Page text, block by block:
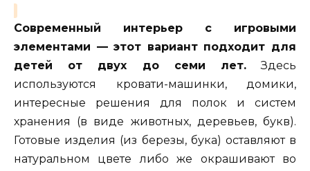
Современный интерьер с игровыми
элементами — этот вариант подходит для
детей от двух до семи лет.Здесь
используются кровати-машинки, домики,
интересные решения для полок и систем
хранения (в виде животных, деревьев, букв).
Готовые изделия (из березы, бука) оставляют в
натуральном цвете либо же окрашивают во